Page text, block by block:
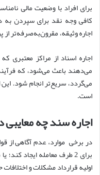
برای افراد با وضعیت مالی
کافی وجه نقد برای سپردن به
اجاره وثیقه، مقرون‌به‌صرفه‌تر
اجاره اسناد از مراکز معتبری
می‌دهند باعث می‌شود، که
می‌گردد، سریع‌تر انجام شود.
است.
اجاره سند چه معایبی
در برخی موارد، عدم آگاهی از
برای 2 طرف معامله ایجاد
اولیه قرارداد مشکلات و